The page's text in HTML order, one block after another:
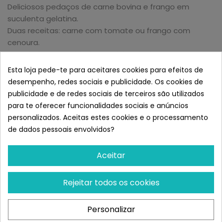
Deliciosos pedaços de carne bovina e frango em
suculenta gelatina.
Duas receitas: carne com tomate ou frango com
cenoura.
Atende às necessidades nutricionais do seu gato.
USO E ESPECIFICAÇÕES:
Alimento húmido com pedaços de carne gelatinosa
indicado para gatos adultos.
Ingredientes Das Geleias Felix Com Carne E
Tomate:
Carnes e subprodutos animais (dos quais carne bovina
4%). Extratos de proteínas vegetais, Peixes e
subprodutos de peixe, Subprodutos de origem vegetal
(tomate 4% em gelatina), Substâncias minerais,
Constituintes Analíticos:
Umidade: 80%, Proteína bruta: 13,0%, Óleos e gorduras
Esta loja pede-te para aceitares cookies para efeitos de
desempenho, redes sociais e publicidade. Os cookies de
publicidade e de redes sociais de terceiros são utilizados
para te oferecer funcionalidades sociais e anúncios
personalizados. Aceitas estes cookies e o processamento
de dados pessoais envolvidos?
Aceitar
Rejeitar todos os cookies
Personalizar